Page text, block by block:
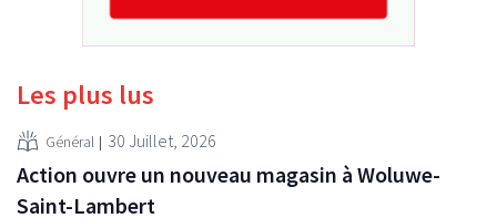
Les plus lus
Général 30 Juillet, 2026
Action ouvre un nouveau magasin à Woluwe-
Saint-Lambert